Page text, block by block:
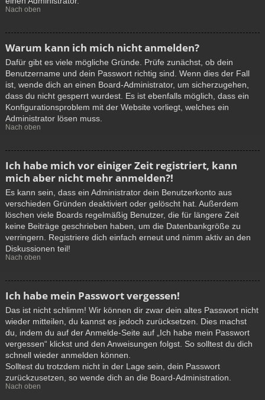
Nach oben
Warum kann ich mich nicht anmelden?
Dafür gibt es viele mögliche Gründe. Prüfe zunächst, ob dein
Benutzername und dein Passwort richtig sind. Wenn dies der Fall
ist, wende dich an einen Board-Administrator, um sicherzugehen,
dass du nicht gesperrt wurdest. Es ist ebenfalls möglich, dass ein
Konfigurationsproblem mit der Website vorliegt, welches ein
Administrator lösen muss.
Nach oben
Ich habe mich vor einiger Zeit registriert, kann
mich aber nicht mehr anmelden?!
Es kann sein, dass ein Administrator dein Benutzerkonto aus
verschieden Gründen deaktiviert oder gelöscht hat. Außerdem
löschen viele Boards regelmäßig Benutzer, die für längere Zeit
keine Beiträge geschrieben haben, um die Datenbankgröße zu
verringern. Registriere dich einfach erneut und nimm aktiv an den
Diskussionen teil!
Nach oben
Ich habe mein Passwort vergessen!
Das ist nicht schlimm! Wir können dir zwar dein altes Passwort nicht
wieder mitteilen, du kannst es jedoch zurücksetzen. Dies machst
du, indem du auf der Anmelde-Seite auf „Ich habe mein Passwort
vergessen“ klickst und den Anweisungen folgst. So solltest du dich
schnell wieder anmelden können.
Solltest du trotzdem nicht in der Lage sein, dein Passwort
zurückzusetzen, so wende dich an die Board-Administration.
Nach oben